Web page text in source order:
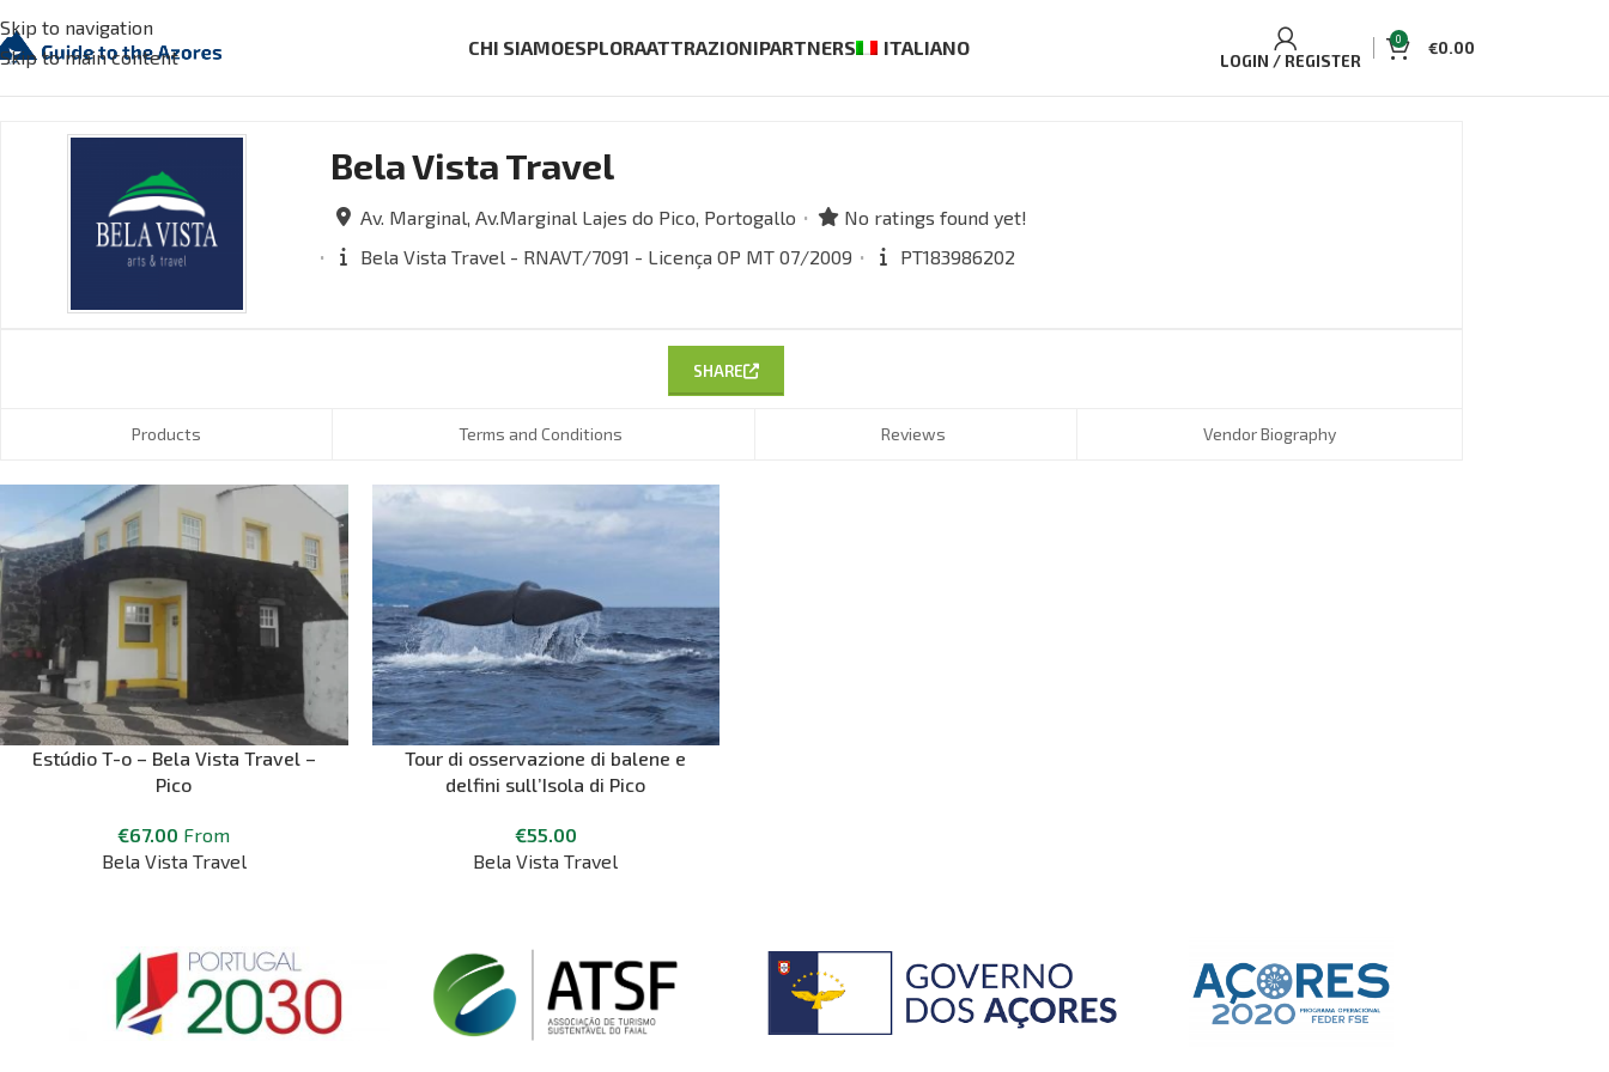
Skip to navigation
Skip to main content
CHI SIAMOESPLORAATTRAZIONIPARTNERS ITALIANO
LOGIN / REGISTER
0 €0.00
Bela Vista Travel
Av. Marginal, Av.Marginal Lajes do Pico, Portogallo
No ratings found yet!
Bela Vista Travel - RNAVT/7091 - Licença OP MT 07/2009
PT183986202
SHARE
Products Terms and Conditions Reviews Vendor Biography
Estúdio T-o – Bela Vista Travel –
Pico
€67.00 From
Bela Vista Travel
Tour di osservazione di balene e
delfini sull’Isola di Pico
€55.00
Bela Vista Travel